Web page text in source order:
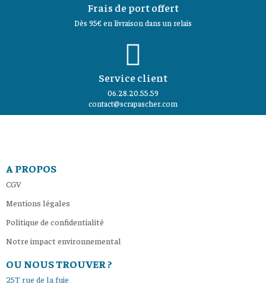
Frais de port offert
Dès 95€ en livraison dans un relais
Service client
06.28.20.55.59
contact@scrapascher.com
A PROPOS
CGV
Mentions légales
Politique de confidentialité
Notre impact environnemental
OU NOUS TROUVER ?
25T rue de la fuie